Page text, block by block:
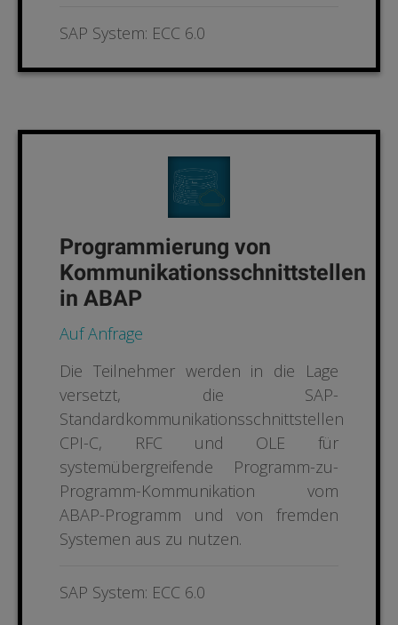
SAP System: ECC 6.0
Programmierung von
Kommunikationsschnittstellen
in ABAP
Auf Anfrage
Die Teilnehmer werden in die Lage
versetzt, die SAP­
Standardkommunikationsschnittstellen
CPI-C, RFC und OLE für
systemübergreifende Programm-zu-
Programm-Kommunikation vom
ABAP-Programm und von fremden
Systemen aus zu nutzen.
SAP System: ECC 6.0